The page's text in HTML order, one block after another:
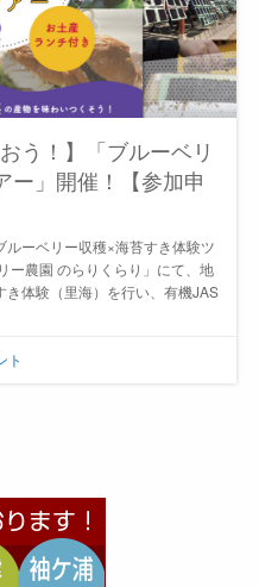
う！】「ブルーベリ
ー」開催！【参加申
ーベリー収穫×海苔すき体験ツ
ー農園 のらりくらり」にて、地
体験（里海）を行い、有機JAS
ト